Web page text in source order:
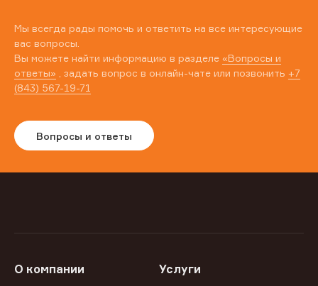
Мы всегда рады помочь и ответить на все интересующие
вас вопросы.
Вы можете найти информацию в разделе «Вопросы и
ответы» , задать вопрос в онлайн-чате или позвонить +7
(843) 567-19-71
Вопросы и ответы
О компании Услуги